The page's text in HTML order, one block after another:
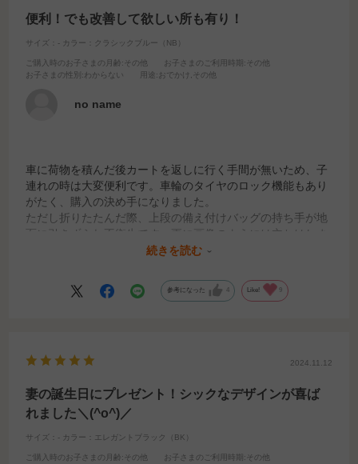
便利！でも改善して欲しい所も有り！
サイズ：- カラー：クラシックブルー（NB）
ご購入時のお子さまの月齢 :その他 お子さまのご利用時期 :その他
お子さまの性別 :わからない 用途 :おでかけ,その他
no name
車に荷物を積んだ後カートを返しに行く手間が無いため、子
連れの時は大変便利です。車輪のタイヤのロック機能もあり
がたく、購入の決め手になりました。
ただし折りたたんだ際、上段の備え付けバッグの持ち手が地
面に引きずられ不衛生です。更に画像のようには立ちはしま
すがかなり危うく、軽く手を添えておかないとないと前輪の
す。利き手でないと開けません。握力が弱い高齢の母には使
いづらいようです。
続きを読む
参考になった Like! 9
2024.11.12
妻の誕生日にプレゼント！シックなデザインが喜ば
れました＼(^o^)／
サイズ：- カラー：エレガントブラック（BK）
ご購入時のお子さまの月齢 :その他 お子さまのご利用時期 :その他